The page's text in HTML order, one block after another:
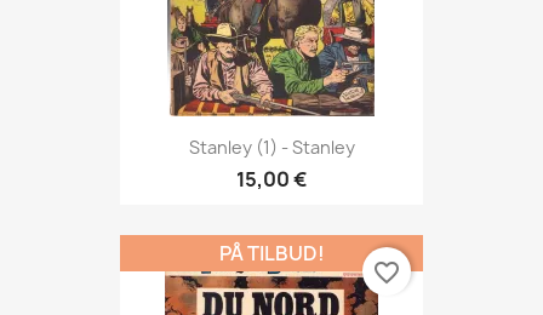
Stanley (1) - Stanley
15,00 €
PÅ TILBUD!
favorite_border